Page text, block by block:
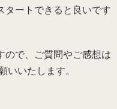
タートできると良いです
ので、ご質問やご感想は
いいたします。